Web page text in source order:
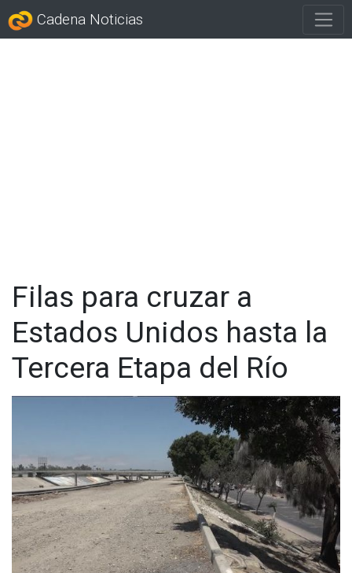
Cadena Noticias
Filas para cruzar a
Estados Unidos hasta la
Tercera Etapa del Río